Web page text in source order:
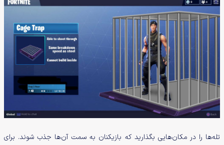
تله‌ها را در مکان‌هایی بگذارید که بازیکنان به سمت ‌آن‌ها جذب شوند. برای